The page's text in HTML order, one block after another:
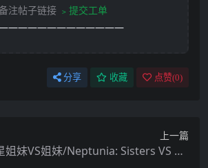
注帖子链接 ﹥提交工单
分享 收藏 点赞(0)
上一篇
姐妹VS姐妹/Neptunia: Sisters VS Sis